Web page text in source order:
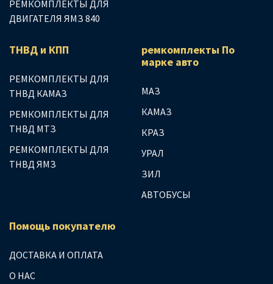
РЕМКОМПЛЕКТЫ ДЛЯ
ДВИГАТЕЛЯ ЯМЗ 840
ТНВД и КПП
РЕМКОМПЛЕКТЫ ДЛЯ
ТНВД КАМАЗ
РЕМКОМПЛЕКТЫ ДЛЯ
ТНВД МТЗ
РЕМКОМПЛЕКТЫ ДЛЯ
ТНВД ЯМЗ
ремкомплекты По
марке авто
МАЗ
КАМАЗ
КРАЗ
УРАЛ
ЗИЛ
АВТОБУСЫ
Помощь покупателю
ДОСТАВКА И ОПЛАТА
О НАС